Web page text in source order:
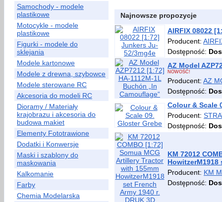
Samochody - modele
plastikowe
Motocykle - modele
plastikowe
Figurki - modele do
sklejania
Modele kartonowe
Modele z drewna, szybowce
Modele sterowane RC
Akcesoria do modeli RC
Dioramy / Materiały
krajobrazu i akcesoria do
budowa makiet
Elementy Fototrawione
Dodatki i Konwersje
Maski i szablony do
maskowania
Kalkomanie
Farby
Chemia Modelarska
Najnowsze propozycje
AIRFIX 08022
Producent:
Dostępność:
AZ Model
NOWOŚĆ!
Producent: AZ
Dostępność:
Colour & Scale
Producent:
Dostępność:
KM 72012
HowitzerM1918
Producent: KM
Dostępność: